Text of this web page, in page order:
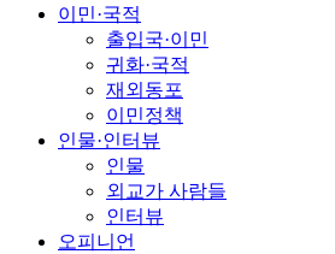
이민·국적
출입국·이민
귀화·국적
재외동포
이민정책
인물·인터뷰
인물
외교가 사람들
인터뷰
오피니언